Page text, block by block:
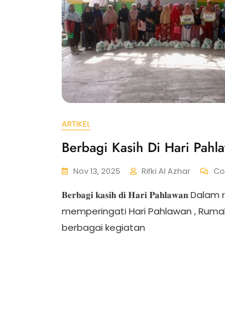
ARTIKEL
Berbagi Kasih Di Hari
Nov 13, 2025 Rifki Al Azhar
𝐁𝐞𝐫𝐛𝐚𝐠𝐢 𝐤𝐚𝐬𝐢𝐡 𝐝𝐢 𝐇𝐚𝐫𝐢 𝐏𝐚𝐡𝐥𝐚𝐰𝐚𝐧
memperingati Hari Pahlawan ,
berbagai kegiatan